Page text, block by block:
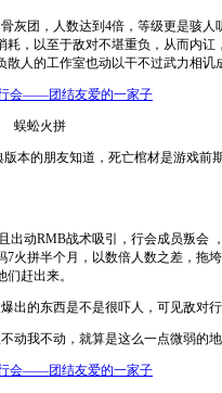
团，人数达到4倍，等级更是骇人听
，以至于敌对不堪重负，从而内讧
人的工作室也动以干不过武力相讥
蚣火拼
的朋友知道，死亡棺材是游戏前
动RMB战术吸引，行会成员叛会
火拼半个月，以数倍人数之差，拖
赶出来。
的东西是不是很吓人，可见敌对行
我不动，就算是这么一点微弱的地